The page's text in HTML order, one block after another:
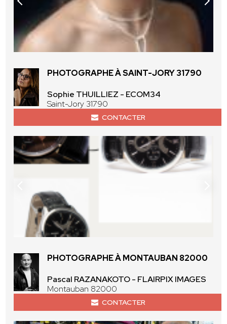
PHOTOGRAPHE À SAINT-JORY 31790
Sophie THUILLIEZ - ECOM34
Saint-Jory 31790
CONTACTER
PHOTOGRAPHE À MONTAUBAN 82000
Pascal RAZANAKOTO - FLAIRPIX IMAGES
Montauban 82000
CONTACTER